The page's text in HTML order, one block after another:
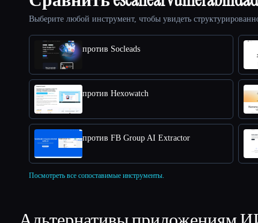
Выберите любой инструмент, чтобы увидеть
против Socleads
против Hexowatch
против FB Group AI Extractor
Посмотреть все сопоставимые инструменты.